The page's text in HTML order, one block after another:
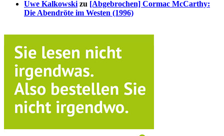
Uwe Kalkowski zu [Abgebrochen] Cormac McCarthy:
Die Abendröte im Westen (1996)